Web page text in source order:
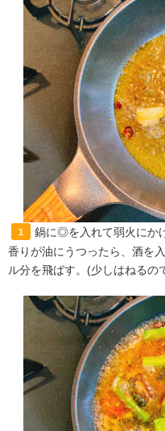
1
鍋に◎を入れて弱火にか
香りが油にうつったら、酒を
ル分を飛ばす。(少しはねるの